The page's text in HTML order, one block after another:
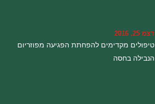
דצמ 25, 2016
טיפולים מקדימים להפחתת הפגיעה מפוזריום
הנבילה בחסה